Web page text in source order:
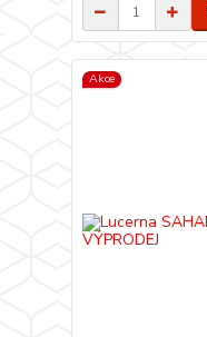
Akce